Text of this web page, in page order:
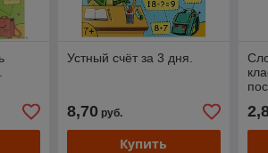
Устный счёт за 3 дня.
8,70руб.
Купить